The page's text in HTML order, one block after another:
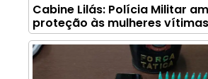
Cabine Lilás: Polícia Militar
proteção às mulheres